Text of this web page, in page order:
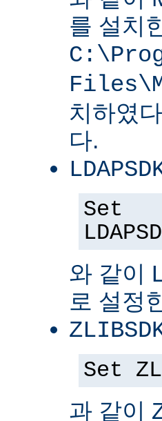
를 설치
치하였
다.
Set
와 같이
로 설정
Set
과 같이